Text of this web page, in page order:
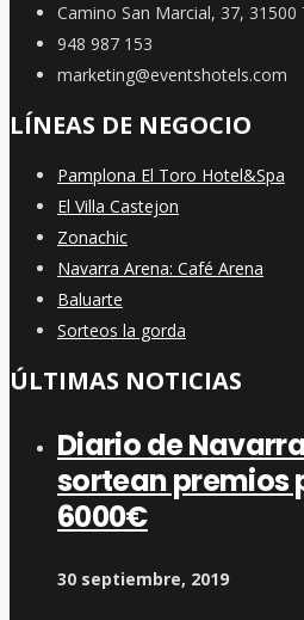
Camino San Marcial, 37, 31500
948 987 153
marketing@eventshotels.com
LÍNEAS DE NEGOCIO
Pamplona El Toro Hotel&Spa
El Villa Castejon
Zonachic
Navarra Arena: Café Arena
Baluarte
Sorteos la gorda
ÚLTIMAS NOTICIAS
Diario de
sortean premios
6000€
30 septiembre, 2019